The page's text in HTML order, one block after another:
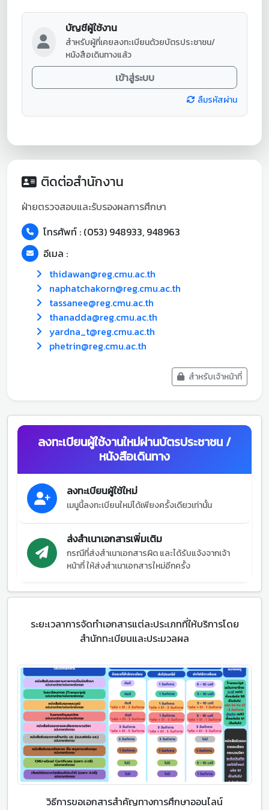
บัญชีผู้ใช้งาน
สำหรับผู้ที่เคยลงทะเบียนด้วยบัตรประชาชน/
หนังสือเดินทางแล้ว
เข้าสู่ระบบ
ลืมรหัสผ่าน
ติดต่อสำนักงาน
ฝ่ายตรวจสอบและรับรองผลการศึกษา
โทรศัพท์ : (053) 948933, 948963
อีเมล :
thidawan@reg.cmu.ac.th
naphatchakorn@reg.cmu.ac.th
tassanee@reg.cmu.ac.th
thanadda@reg.cmu.ac.th
yardna_t@reg.cmu.ac.th
phetrin@reg.cmu.ac.th
สำหรับเจ้าหน้าที่
ลงทะเบียนผู้ใช้งานใหม่ผ่านบัตรประชาชน /
หนังสือเดินทาง
ลงทะเบียนผู้ใช้ใหม่
เมนูนี้ลงทะเบียนใหม่ได้เพียงครั้งเดียวเท่านั้น
ส่งสำเนาเอกสารเพิ่มเติม
กรณีที่ส่งสำเนาเอกสารผิด และได้รับแจ้งจากเจ้า
หน้าที่ ให้ส่งสำเนาเอกสารใหม่อีกครั้ง
ระยะเวลาการจัดทำเอกสารแต่ละประเภทที่ให้บริการโดย
สำนักทะเบียนและประมวลผล
วิธีการขอเอกสารสำคัญทางการศึกษาออนไลน์